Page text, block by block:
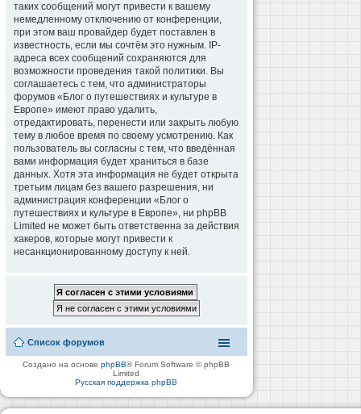
таких сообщений могут привести к вашему
немедленному отключению от конференции,
при этом ваш провайдер будет поставлен в
известность, если мы сочтём это нужным. IP-
адреса всех сообщений сохраняются для
возможности проведения такой политики. Вы
соглашаетесь с тем, что администраторы
форумов «Блог о путешествиях и культуре в
Европе» имеют право удалить,
отредактировать, перенести или закрыть любую
тему в любое время по своему усмотрению. Как
пользователь вы согласны с тем, что введённая
вами информация будет храниться в базе
данных. Хотя эта информация не будет открыта
третьим лицам без вашего разрешения, ни
администрация конференции «Блог о
путешествиях и культуре в Европе», ни phpBB
Limited не может быть ответственна за действия
хакеров, которые могут привести к
несанкционированному доступу к ней.
Список форумов
Создано на основеphpBB® Forum Software © phpBB
Limited
Русская поддержка phpBB